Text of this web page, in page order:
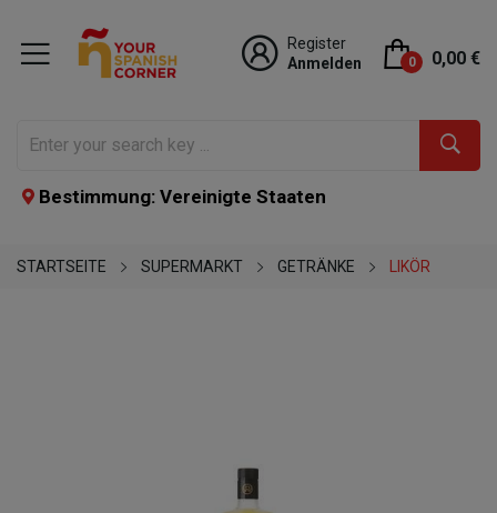
Register
Anmelden
0 0,00 €
Bestimmung: Vereinigte Staaten
STARTSEITE SUPERMARKT GETRÄNKE LIKÖR